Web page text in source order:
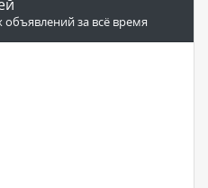
за всё время